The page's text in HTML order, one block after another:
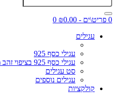
0 פריט\ים - ₪0.00
0
עגילים
עגילי כסף 925
עגילי כסף 925 בציפוי זהב מיקרוני
סט עגילים
עגילים נוספים
קולקציות